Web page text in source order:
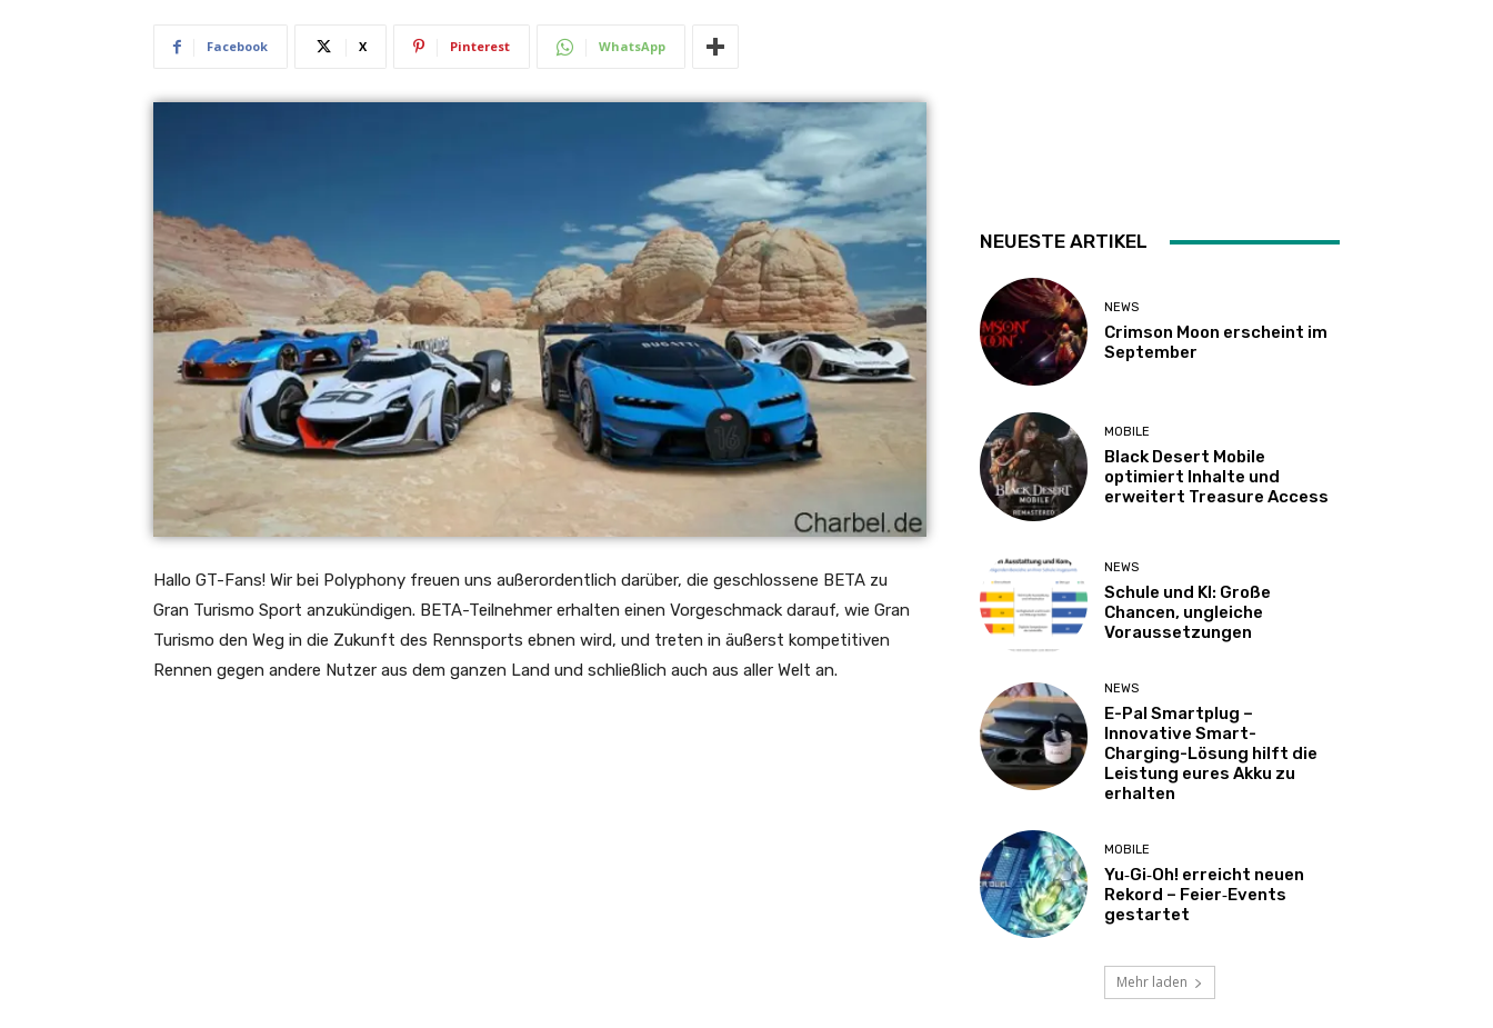
Facebook X Pinterest WhatsApp
Hallo GT-Fans! Wir bei Polyphony freuen uns außerordentlich darüber, die geschlossene BETA zu
Gran Turismo Sport anzukündigen. BETA-Teilnehmer erhalten einen Vorgeschmack darauf, wie Gran
Turismo den Weg in die Zukunft des Rennsports ebnen wird, und treten in äußerst kompetitiven
Rennen gegen andere Nutzer aus dem ganzen Land und schließlich auch aus aller Welt an.
NEUESTE ARTIKEL
NEWS
Crimson Moon erscheint im
September
MOBILE
Black Desert Mobile
optimiert Inhalte und
erweitert Treasure Access
NEWS
Schule und KI: Große
Chancen, ungleiche
Voraussetzungen
NEWS
E-Pal Smartplug –
Innovative Smart-
Charging-Lösung hilft die
Leistung eures Akku zu
erhalten
MOBILE
Yu‑Gi‑Oh! erreicht neuen
Rekord – Feier‑Events
gestartet
Mehr laden